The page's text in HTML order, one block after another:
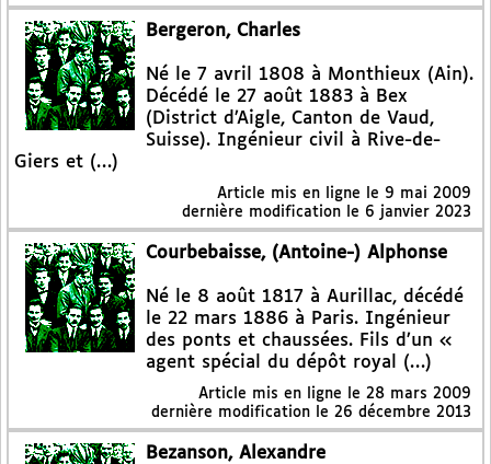
Bergeron, Charles
Né le 7 avril 1808 à Monthieux (Ain).
Décédé le 27 août 1883 à Bex
(District d’Aigle, Canton de Vaud,
Suisse). Ingénieur civil à Rive-de-
Giers et (…)
Article mis en ligne le 9 mai 2009
dernière modification le 6 janvier 2023
Courbebaisse, (Antoine-) Alphonse
Né le 8 août 1817 à Aurillac, décédé
le 22 mars 1886 à Paris. Ingénieur
des ponts et chaussées. Fils d’un «
agent spécial du dépôt royal (…)
Article mis en ligne le 28 mars 2009
dernière modification le 26 décembre 2013
Bezanson, Alexandre